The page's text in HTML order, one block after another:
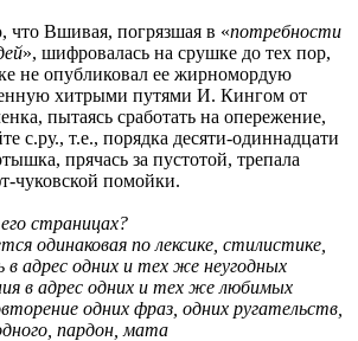
Вшивая, погрязшая в «потребности
», шифровалась на срушке до тех пор,
не опубликовал ее жирномордую
хитрыми путями И. Кингом от
пытаясь сработать на опережение,
с.ру., т.е., порядка десяти-одиннадцати
прячась за пустотой, трепала
чуковской помойки.
страницах?
одинаковая по лексике, стилистике,
адрес одних и тех же неугодных
в адрес одних и тех же любимых
одних фраз, одних ругательств,
пардон, мата